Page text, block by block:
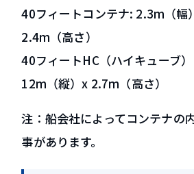
40フィートコンテナ: 2.3m（幅
2.4m（高さ）
40フィートHC（ハイキューブ
12m（縦）x 2.7m（高さ）
注：船会社によってコンテナの
事があります。